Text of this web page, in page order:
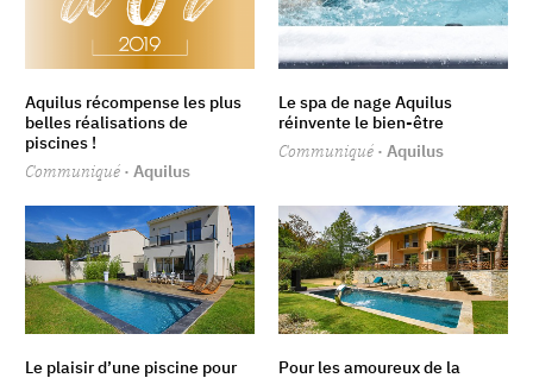
Aquilus récompense les plus
belles réalisations de
piscines !
Communiqué · Aquilus
Le spa de nage Aquilus
réinvente le bien-être
Communiqué · Aquilus
Le plaisir d’une piscine pour
Pour les amoureux de la